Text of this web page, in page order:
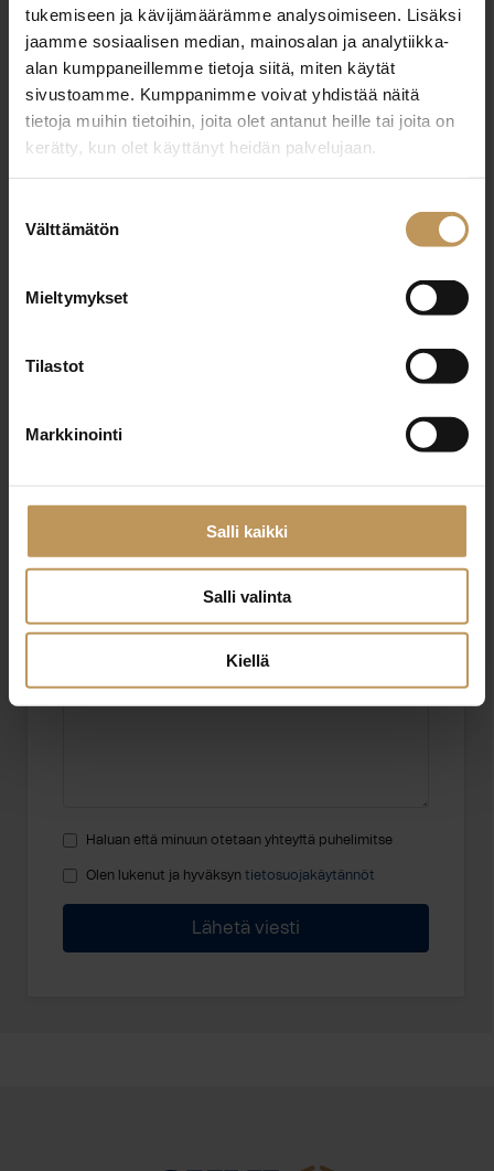
tukemiseen ja kävijämäärämme analysoimiseen. Lisäksi
jaamme sosiaalisen median, mainosalan ja analytiikka-
alan kumppaneillemme tietoja siitä, miten käytät
sivustoamme. Kumppanimme voivat yhdistää näitä
tietoja muihin tietoihin, joita olet antanut heille tai joita on
kerätty, kun olet käyttänyt heidän palvelujaan.
valinta
Välttämätön
Mieltymykset
Tilastot
Markkinointi
Salli kaikki
Salli valinta
Kiellä
Juha Kortesoja
+358400677400
juha.kortesoja@kiinteistotahkola.fi
"*" näyttää pakolliset kentät
Nimi
Haluan että minuun otetaan yhteyttä puhelimitse
Olen lukenut ja hyväksyn tietosuojakäytännöt